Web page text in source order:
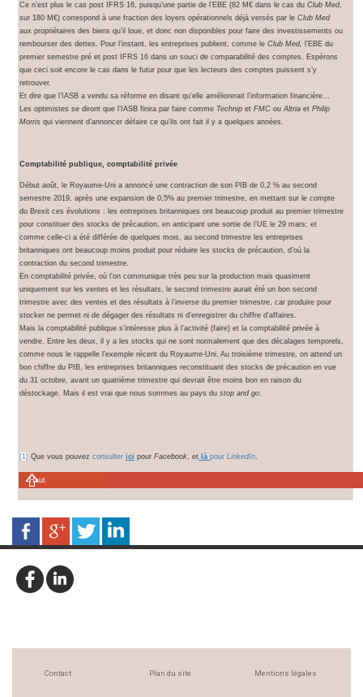
Ce n’est plus le cas post IFRS 16, puisqu’une partie de l’EBE (82 M€ dans le cas du Club Med,
sur 180 M€) correspond à une fraction des loyers opérationnels déjà versés par le Club Med
aux propriétaires des biens qu’il loue, et donc non disponibles pour faire des investissements ou
rembourser des dettes. Pour l’instant, les entreprises publient, comme le Club Med, l’EBE du
premier semestre pré et post IFRS 16 dans un souci de comparabilité des comptes. Espérons
que ceci soit encore le cas dans le futur pour que les lecteurs des comptes puissent s’y
retrouver.
Et dire que l’IASB a vendu sa réforme en disant qu’elle améliorerait l’information financière…
Les optimistes se diront que l’IASB finira par faire comme Technip et FMC ouAltria et Philip
Morris qui viennent d’annoncer défaire ce qu’ils ont fait il y a quelques années.
Comptabilité publique, comptabilité privée
Début août, le Royaume-Uni a annoncé une contraction de son PIB de 0,2 % au second
semestre 2019, après une expansion de 0,5% au premier trimestre, en mettant sur le compte
du Brexit ces évolutions : les entreprises britanniques ont beaucoup produit au premier trimestre
pour constituer des stocks de précaution, en anticipant une sortie de l’UE le 29 mars; et
comme celle-ci a été différée de quelques mois, au second trimestre les entreprises
britanniques ont beaucoup moins produit pour réduire les stocks de précaution, d’où la
contraction du second trimestre.
En comptabilité privée, où l’on communique très peu sur la production mais quasiment
uniquement sur les ventes et les résultats, le second trimestre aurait été un bon second
trimestre avec des ventes et des résultats à l’inverse du premier trimestre, car produire pour
stocker ne permet ni de dégager des résultats ni d'enregistrer du chiffre d’affaires.
Mais la comptabilité publique s’intéresse plus à l’activité (faire) et la comptabilité privée à
vendre. Entre les deux, il y a les stocks qui ne sont normalement que des décalages temporels,
comme nous le rappelle l’exemple récent du Royaume-Uni. Au troisième trimestre, on attend un
bon chiffre du PIB, les entreprises britanniques reconstituant des stocks de précaution en vue
du 31 octobre, avant un quatrième trimestre qui devrait être moins bon en raison du
déstockage. Mais il est vrai que nous sommes au pays du stop and go.
[1] Que vous pouvez consulter ici pour Facebook, et là pour LinkedIn.
Haut
Contact Plan du site Mentions légales